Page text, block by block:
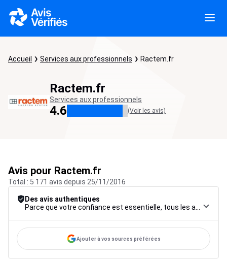
Accueil Services aux professionnels Ractem.fr
Ractem.fr
Services aux professionnels
4.6 (Voir les avis)
Avis pour Ractem.fr
Total : 5 171 avis depuis 25/11/2016
Des avis authentiques
Ajouter à vos sources préférées